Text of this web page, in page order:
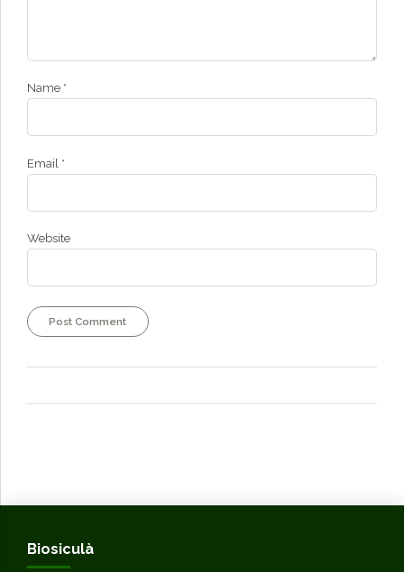
Name *
Email *
Website
Post Comment
Biosiculà